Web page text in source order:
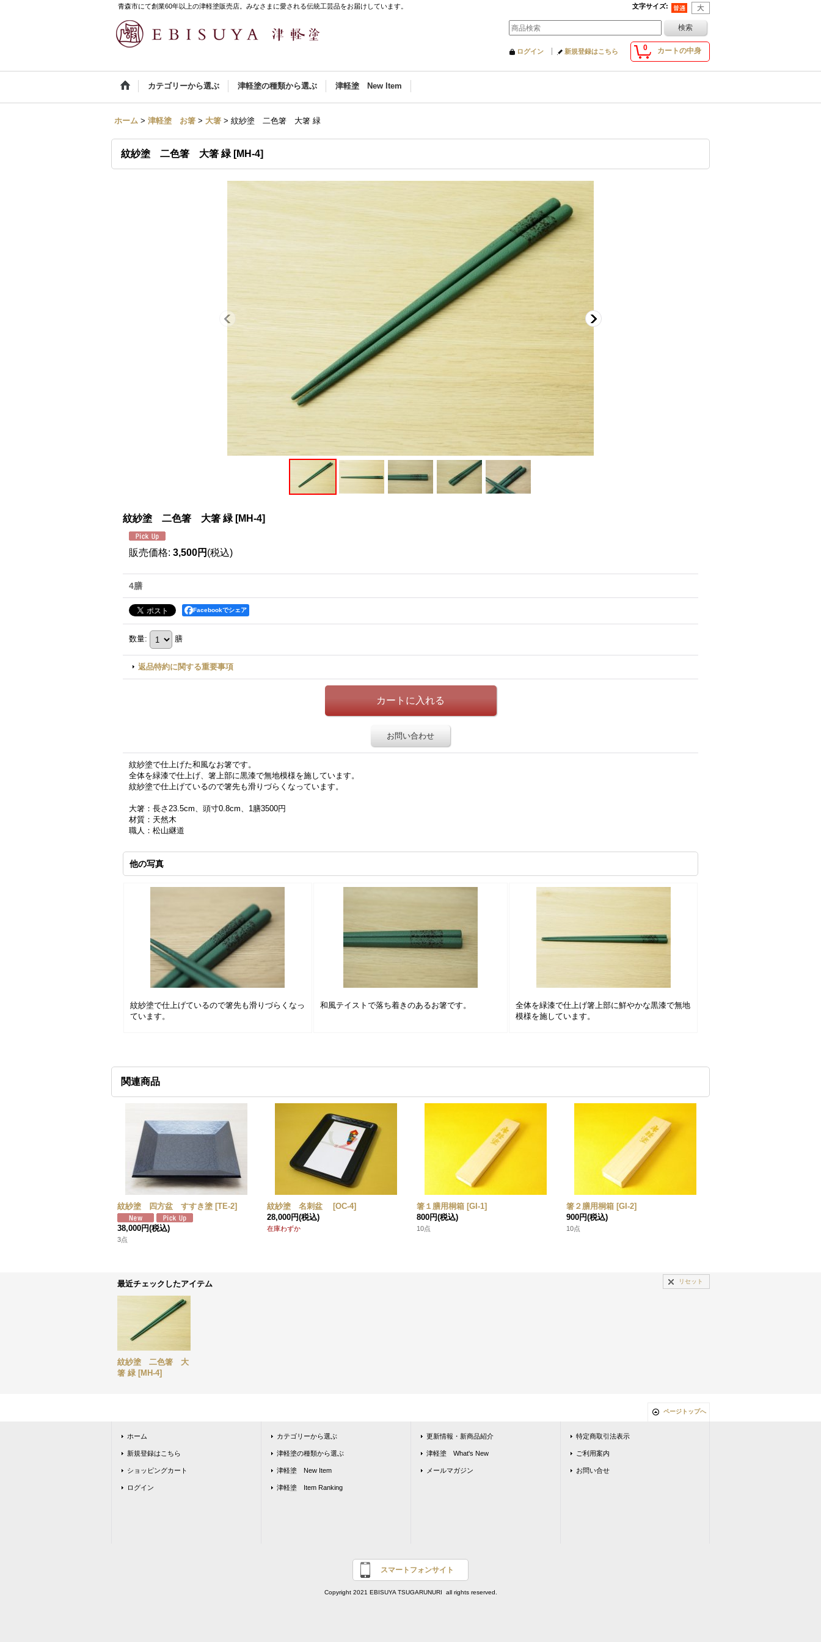
青森市にて創業60年以上の津軽塗販売店。みなさまに愛される伝統工芸品をお届けしています。 文字サイズ:
0 カートの中身
ログイン 新規登録はこちら
カテゴリーから選ぶ 津軽塗の種類から選ぶ 津軽塗 New Item
ホーム > 津軽塗 お箸 > 大箸 > 紋紗塗 二色箸 大箸 緑
紋紗塗 二色箸 大箸 緑 [MH-4]
紋紗塗 二色箸 大箸 緑 [MH-4]
販売価格: 3,500円 (税込)
4膳
Facebookでシェア
数量: 膳
返品特約に関する重要事項
お問い合わせ
紋紗塗で仕上げた和風なお箸です。
全体を緑漆で仕上げ、箸上部に黒漆で無地模様を施しています。
紋紗塗で仕上げているので箸先も滑りづらくなっています。
大箸：長さ23.5cm、頭寸0.8cm、1膳3500円
材質：天然木
職人：松山継道
他の写真
紋紗塗で仕上げているので箸先も滑りづらくなっ
ています。
和風テイストで落ち着きのあるお箸です。
全体を緑漆で仕上げ箸上部に鮮やかな黒漆で無地
模様を施しています。
関連商品
紋紗塗 四方盆 すすき塗 [TE-2]
38,000円(税込)
3点
紋紗塗 名刺盆 [OC-4]
28,000円(税込)
在庫わずか
箸１膳用桐箱 [GI-1]
800円(税込)
10点
箸２膳用桐箱 [GI-2]
900円(税込)
10点
最近チェックしたアイテム リセット
紋紗塗 二色箸 大
箸 緑 [MH-4]
ページトップへ
ホーム
新規登録はこちら
ショッピングカート
ログイン
カテゴリーから選ぶ
津軽塗の種類から選ぶ
津軽塗 New Item
津軽塗 Item Ranking
更新情報・新商品紹介
津軽塗 What's New
メールマガジン
特定商取引法表示
ご利用案内
お問い合せ
スマートフォンサイト
Copyright 2021 EBISUYA TSUGARUNURI all rights reserved.